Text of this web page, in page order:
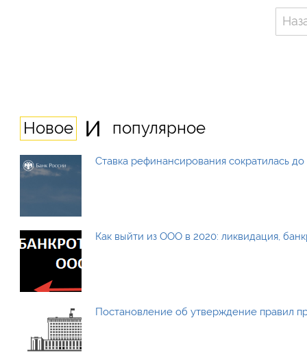
Новое и популярное
Ставка рефинансирования сократилась
Как выйти из ООО в 2020: ликвидация,
Постановление об утверждение правил